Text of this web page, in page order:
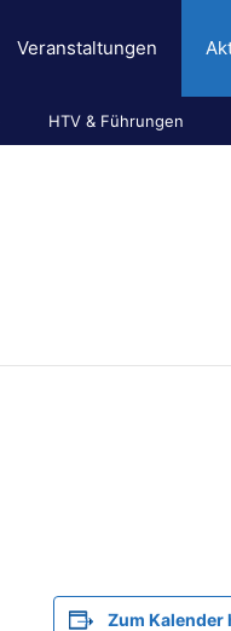
Veranstaltungen
HTV & Führungen
Zum Kalender